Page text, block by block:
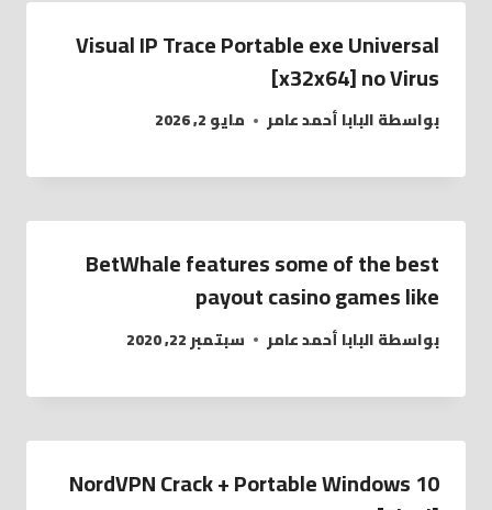
Visual IP Trace Portable exe Universal
[x32x64] no Virus
بواسطةالبابا أحمد عامر مايو 2, 2026
BetWhale features some of the best
payout casino games like
بواسطةالبابا أحمد عامر سبتمبر 22, 2020
NordVPN Crack + Portable Windows 10